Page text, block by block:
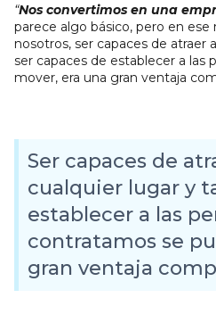
“Nos convertimos en una
parece algo básico, pero en
nosotros, ser capaces de atraer
ser capaces de establecer a las
mover, era una gran ventaja
Ser capaces de
cualquier lugar y
establecer a las
contratamos se
gran ventaja